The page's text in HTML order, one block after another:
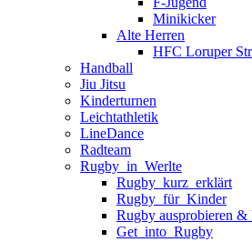
Minikicker
Alte Herren
HFC Loruper
Handball
Jiu Jitsu
Kinderturnen
Leichtathletik
LineDance
Radteam
Rugby_in_Werlte
Rugby_kurz_erklärt
Rugby_für_Kinder
Rugby ausprobieren &
Get_into_Rugby